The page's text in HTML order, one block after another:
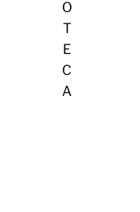
O
T
E
C
A